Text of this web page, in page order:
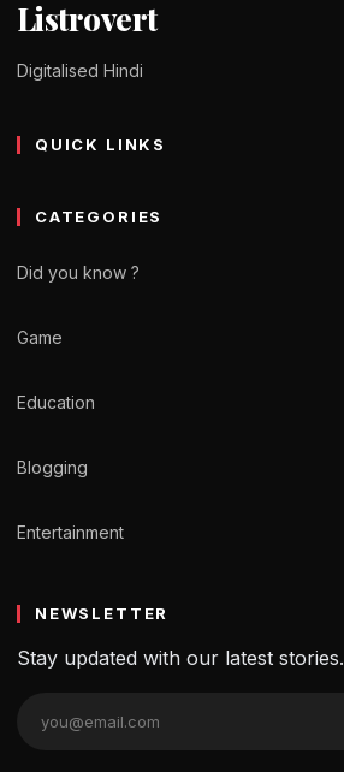
Listrovert
Digitalised Hindi
QUICK LINKS
CATEGORIES
Did you know ?
Game
Education
Blogging
Entertainment
NEWSLETTER
Stay updated with our latest stories.